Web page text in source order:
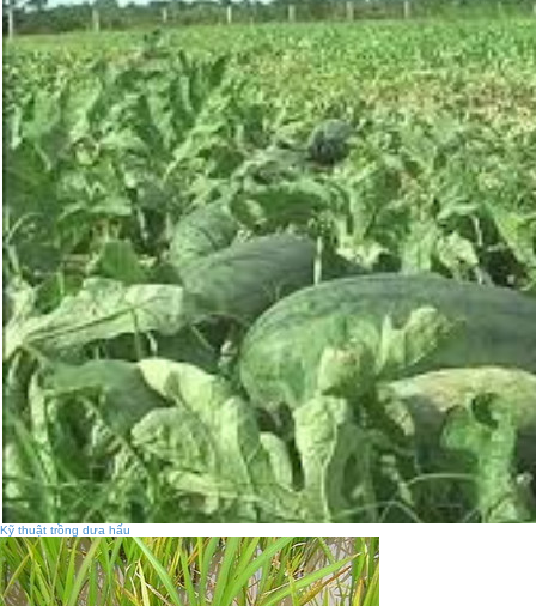
Kỹ thuật trồng dưa hấu